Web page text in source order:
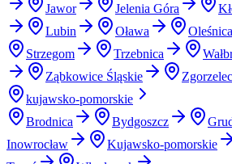
Jawor
Jelenia Góra
Lubin
Oława Oleśnica
Strzegom
Trzebnica
Ząbkowice Śląskie
Zgorzelec
kujawsko-pomorskie
Brodnica
Bydgoszcz
Inowrocław
Kujawsko-pomorskie